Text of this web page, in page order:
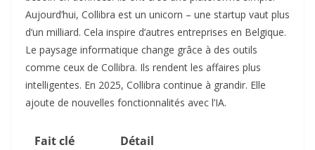
Aujourd’hui, Collibra est un unicorn – une startup vaut plus
d’un milliard. Cela inspire d’autres entreprises en Belgique.
Le paysage informatique change grâce à des outils
comme ceux de Collibra. Ils rendent les affaires plus
intelligentes. En 2025, Collibra continue à grandir. Elle
ajoute de nouvelles fonctionnalités avec l’IA.
Fait clé
Détail